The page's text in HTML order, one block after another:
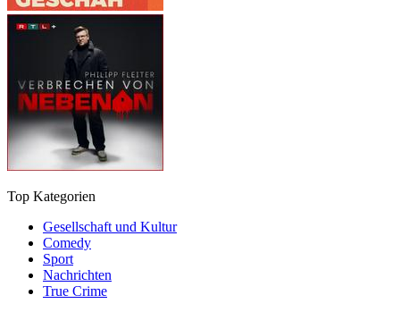
Top Kategorien
Gesellschaft und Kultur
Comedy
Sport
Nachrichten
True Crime